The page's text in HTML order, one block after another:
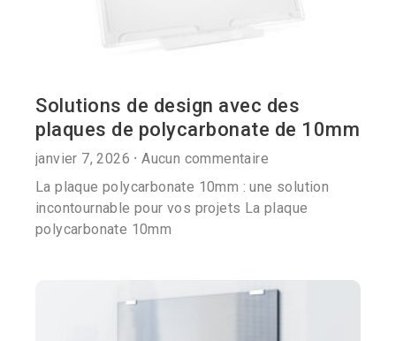
Solutions de design avec des
plaques de polycarbonate de 10mm
janvier 7, 2026
Aucun commentaire
La plaque polycarbonate 10mm : une solution
incontournable pour vos projets La plaque
polycarbonate 10mm